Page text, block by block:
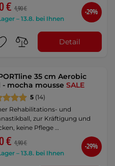
€ 4,90 €
– 13.8. bei Ihnen
-29%
Detail
35 cm Aerobic
- mocha mousseSALE
5 (14)
Rehabilitations- und
zur Kräftigung und
keine Pflege …
€ 4,90 €
– 13.8. bei Ihnen
-29%